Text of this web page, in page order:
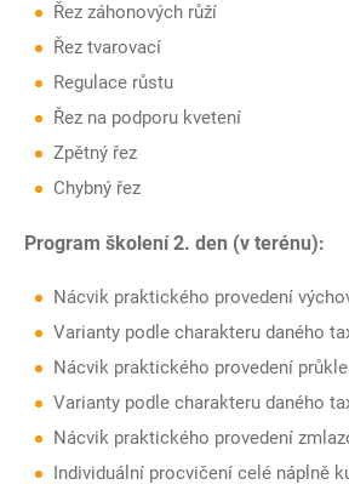
Řez záhonových růží
Řez tvarovací
Regulace růstu
Řez na podporu kvetení
Zpětný řez
Chybný řez
Program školení 2. den (v terénu):
Nácvik praktického provedení
Varianty podle charakteru daného
Nácvik praktického provedení
Varianty podle charakteru daného
Nácvik praktického provedení
Individuální procvičení celé náplně